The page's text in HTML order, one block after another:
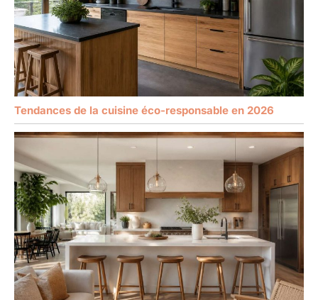
Tendances de la cuisine éco-responsable en 2026